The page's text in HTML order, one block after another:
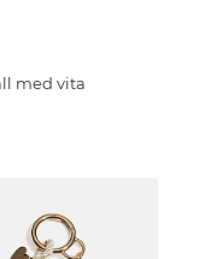
med vita